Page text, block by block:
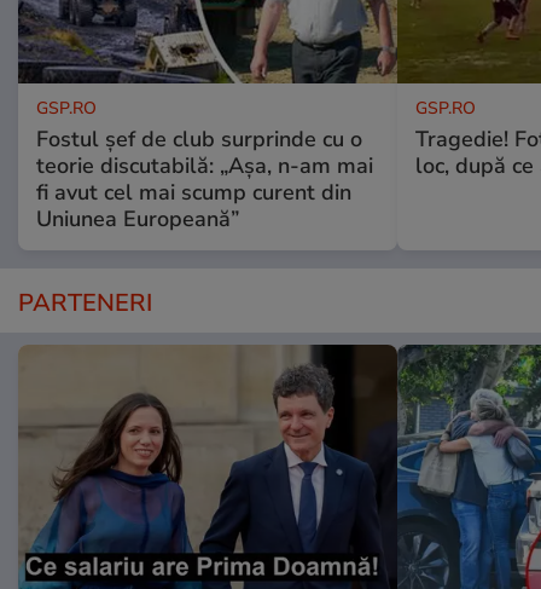
GSP.RO
Fostul șef de club surprinde cu o
teorie discutabilă: „Așa, n-am mai
fi avut cel mai scump curent din
Uniunea Europeană”
GSP.RO
Tragedie!
loc, după
PARTENERI